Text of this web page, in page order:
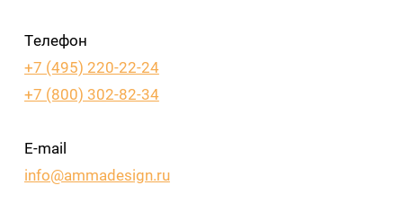
Телефон
+7 (495) 220-22-24
+7 (800) 302-82-34
E-mail
info@ammadesign.ru